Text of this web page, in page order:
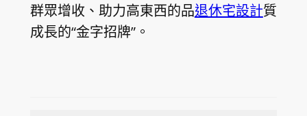
群眾增收、助力高東西的品退休宅設計質
成長的“金字招牌”。